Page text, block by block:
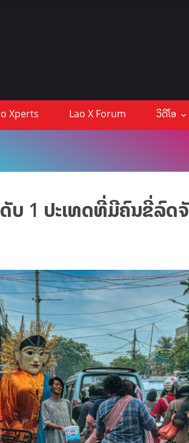
Xperts Lao X Forum ວິດີໂອ
ບ 1 ປະເທດທີ່ມີຄົນຂີ່ລົດ